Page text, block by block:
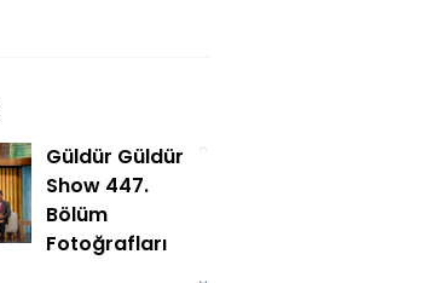
Güldür Güldür
Show 447.
Bölüm
Fotoğrafları